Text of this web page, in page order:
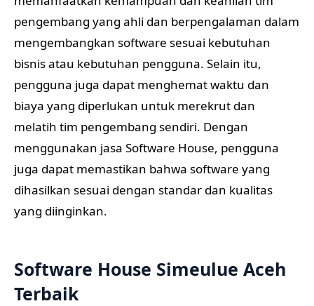
pengembang yang ahli dan berpengalaman dalam
mengembangkan software sesuai kebutuhan
bisnis atau kebutuhan pengguna. Selain itu,
pengguna juga dapat menghemat waktu dan
biaya yang diperlukan untuk merekrut dan
melatih tim pengembang sendiri. Dengan
menggunakan jasa Software House, pengguna
juga dapat memastikan bahwa software yang
dihasilkan sesuai dengan standar dan kualitas
yang diinginkan.
Software House Simeulue Aceh
Terbaik